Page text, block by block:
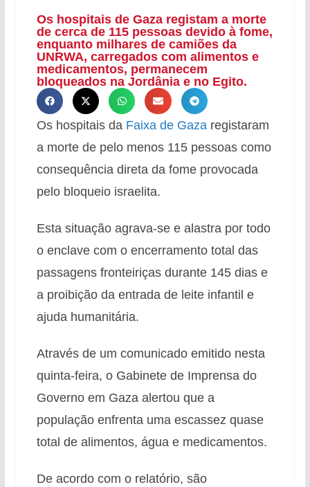
Os hospitais de Gaza registam a morte
de cerca de 115 pessoas devido à fome,
enquanto milhares de camiões da
UNRWA, carregados com alimentos e
medicamentos, permanecem
bloqueados na Jordânia e no Egito.
Os hospitais da Faixa de Gazaregistaram
a morte de pelo menos 115 pessoas como
consequência direta da fome provocada
pelo bloqueio israelita.
Esta situação agrava-se e alastra por todo
o enclave com o encerramento total das
passagens fronteiriças durante 145 dias e
a proibição da entrada de leite infantil e
ajuda humanitária.
Através de um comunicado emitido nesta
quinta-feira, o Gabinete de Imprensa do
Governo em Gaza alertou que a
população enfrenta uma escassez quase
total de alimentos, água e medicamentos.
De acordo com o relatório, são